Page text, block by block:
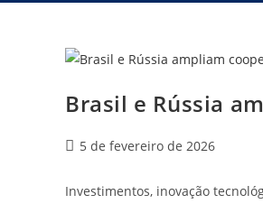
Brasil e Rússia
5 de fevereiro de 2026
Investimentos, inovação